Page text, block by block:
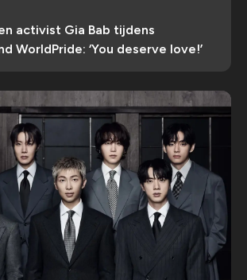
activist Gia Bab tijdens
WorldPride: ‘You deserve love!’